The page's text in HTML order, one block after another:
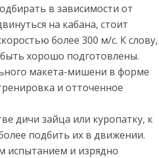
в зависимости от
на кабана, стоит
более 300 м/с. К слову,
хорошо подготовлены.
макета-мишени в форме
и отточенное
дичи зайца или куропатку, к
подбить их в движении.
испытанием и изрядно